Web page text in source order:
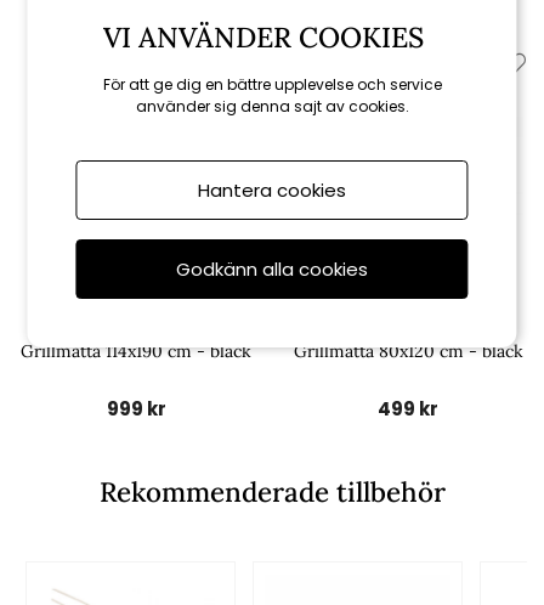
Grillmatta 114x190 cm - black
999 kr
Grillmatta 80x120 cm - black
499 kr
Rekommenderade tillbehör
VI ANVÄNDER COOKIES
För att ge dig en bättre upplevelse och service
använder sig denna sajt av cookies.
Hantera cookies
Godkänn alla cookies